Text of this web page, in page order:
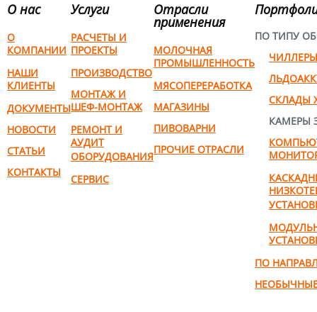
О нас
О
КОМПАНИИ
НАШИ
КЛИЕНТЫ
ДОКУМЕНТЫ
НОВОСТИ
СТАТЬИ
КОНТАКТЫ
Услуги
РАСЧЕТЫ И
ПРОЕКТЫ
ПРОИЗВОДСТВО
МОНТАЖ И
ШЕФ-МОНТАЖ
РЕМОНТ И
АУДИТ
ОБОРУДОВАНИЯ
СЕРВИС
Отрасли
применения
МОЛОЧНАЯ
ПРОМЫШЛЕННОСТЬ
МЯСОПЕРЕРАБОТКА
МАГАЗИНЫ
ПИВОВАРНИ
ПРОЧИЕ ОТРАСЛИ
ПО ТИПУ
ЧИЛЛЕРЫ
СКЛАДЫ
КАМЕРЫ
ПО